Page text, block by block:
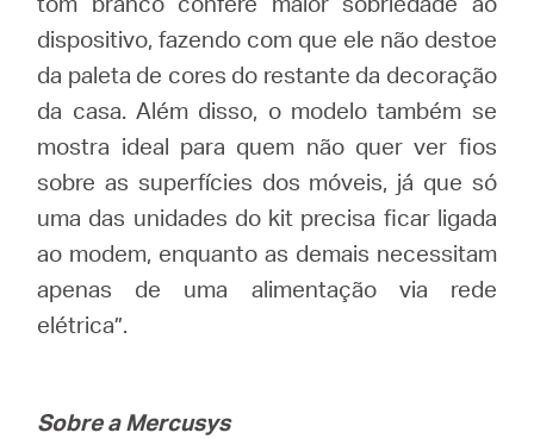
dispositivo, fazendo com que ele não destoe
da paleta de cores do restante da decoração
da casa. Além disso, o modelo também se
mostra ideal para quem não quer ver fios
sobre as superfícies dos móveis, já que só
uma das unidades do kit precisa ficar ligada
ao modem, enquanto as demais necessitam
apenas de uma alimentação via rede
elétrica”.
Sobre a Mercusys